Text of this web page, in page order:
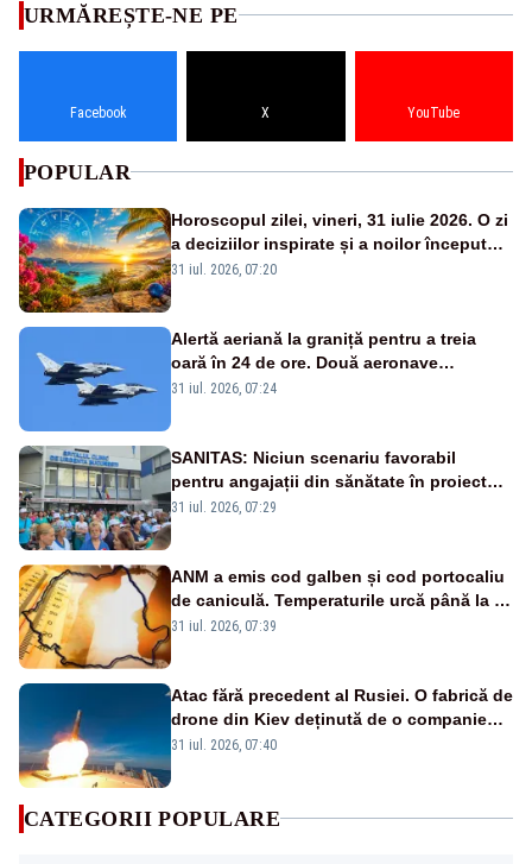
URMĂREȘTE-NE PE
Facebook X YouTube
POPULAR
Horoscopul zilei, vineri, 31 iulie 2026. O zi
a deciziilor inspirate și a noilor începuturi.
Vezi zodiile vizate
31 iul. 2026, 07:20
Alertă aeriană la graniță pentru a treia
oară în 24 de ore. Două aeronave
Eurofighter britanice au fost ridicate de la
31 iul. 2026, 07:24
SANITAS: Niciun scenariu favorabil
pentru angajații din sănătate în proiectul
Legii salarizării
31 iul. 2026, 07:29
ANM a emis cod galben și cod portocaliu
de caniculă. Temperaturile urcă până la 38
de grade, iar nopțile devin tropicale
31 iul. 2026, 07:39
Atac fără precedent al Rusiei. O fabrică de
drone din Kiev deținută de o companie
americană, distrusă de o rachetă
31 iul. 2026, 07:40
CATEGORII POPULARE